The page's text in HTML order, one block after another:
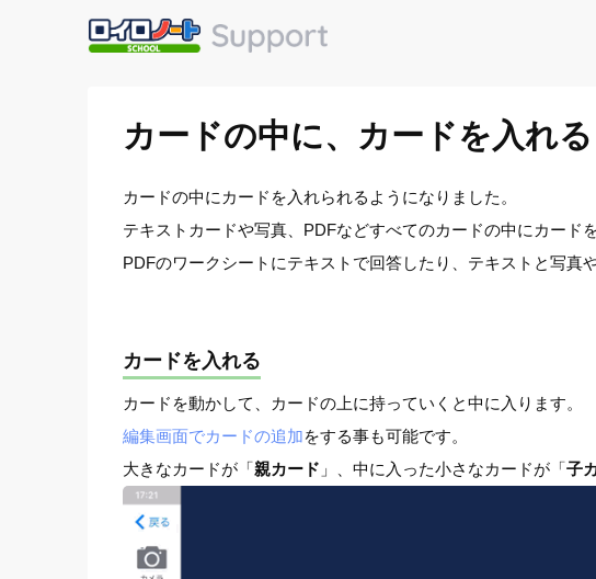
カードの中に、カードを入れる
カードの中にカードを入れられるようになりました。
テキストカードや写真、PDFなどすべてのカードの中にカード
PDFのワークシートにテキストで回答したり、テキストと写真
カードを入れる
カードを動かして、カードの上に持っていくと中に入ります。
編集画面でカードの追加をする事も可能です。
大きなカードが「親カード 」、中に入った小さなカードが「子